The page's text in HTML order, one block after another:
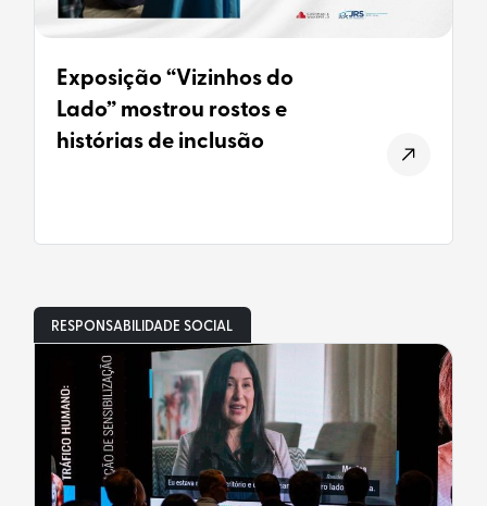
Exposição “Vizinhos do
Lado” mostrou rostos e
histórias de inclusão
RESPONSABILIDADE SOCIAL